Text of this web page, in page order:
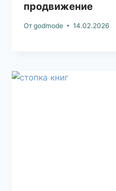
продвижение
Отgodmode 14.02.2026